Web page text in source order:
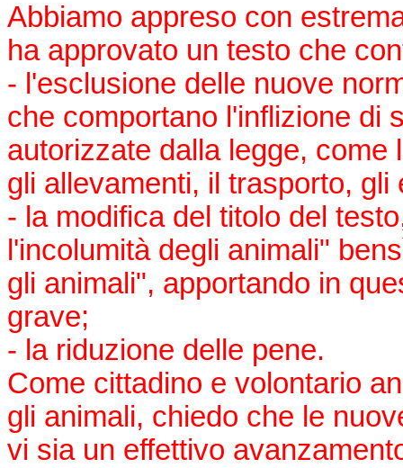
Abbiamo appreso con
ha approvato un testo che
- l'esclusione delle nuove
che comportano l'inflizione di
autorizzate dalla legge,
gli allevamenti, il trasporto, gli
- la modifica del titolo del
l'incolumità degli animali"
gli animali", apportando in
grave;
- la riduzione delle pene.
Come cittadino e volontario
gli animali, chiedo che le
vi sia un effettivo